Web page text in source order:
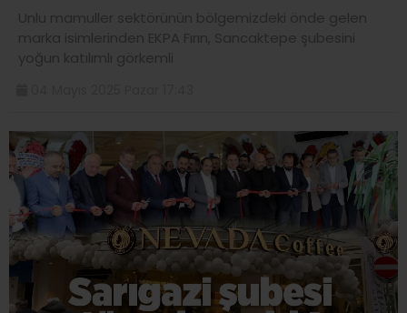
Unlu mamuller sektörünün bölgemizdeki önde gelen
marka isimlerinden EKPA Fırın, Sancaktepe şubesini
yoğun katılımlı görkemli